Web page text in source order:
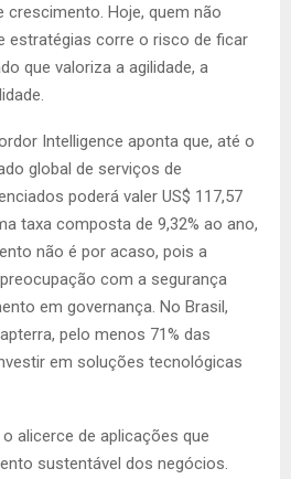
crescimento. Hoje, quem não
estratégias corre o risco de ficar
que valoriza a agilidade, a
Intelligence aponta que, até o
global de serviços de
poderá valer US$ 117,57
taxa composta de 9,32% ao ano,
não é por acaso, pois a
com a segurança
em governança. No Brasil,
pelo menos 71% das
em soluções tecnológicas
alicerce de aplicações que
sustentável dos negócios.